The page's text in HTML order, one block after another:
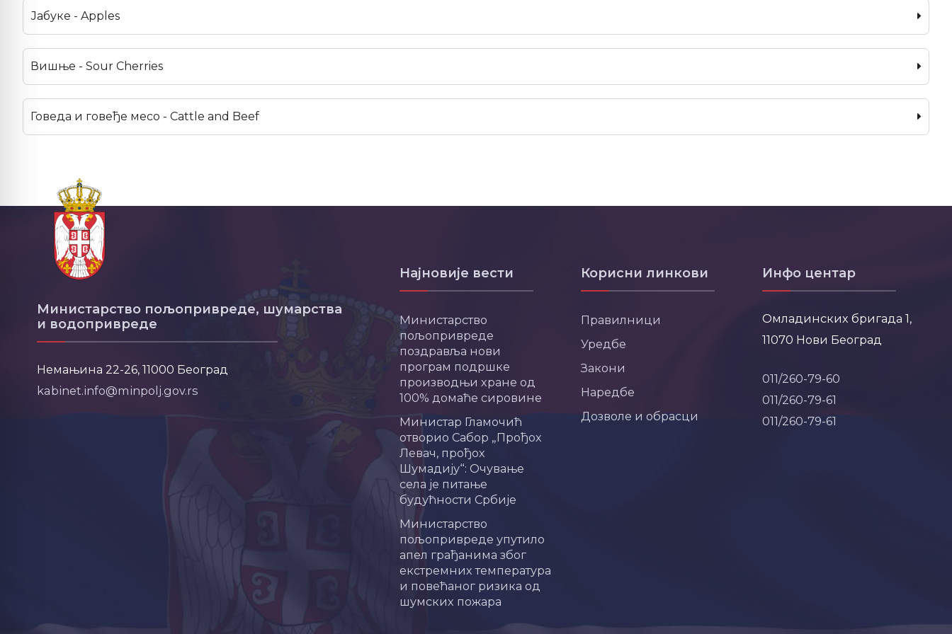
Јабуке - Apples
Вишње - Sour Cherries
Говеда и говеђе месо - Cattle and Beef
Министарство пољопривреде, шумарства
и водопривреде
Немањина 22-26, 11000 Београд
kabinet.info@minpolj.gov.rs
Најновије вести
Министарство
пољопривреде
поздравља нови
програм подршке
производњи хране од
100% домаће сировине
Министар Гламочић
отворио Сабор „Прођох
Левач, прођох
Шумадију“: Очување
села је питање
будућности Србије
Министарство
пољопривреде упутило
апел грађанима због
екстремних температура
и повећаног ризика од
шумских пожара
Корисни линкови
Правилници
Уредбе
Закони
Наредбе
Дозволе и обрасци
Инфо центар
Омладинских бригада 1,
11070 Нови Београд
011/260-79-60
011/260-79-61
011/260-79-61